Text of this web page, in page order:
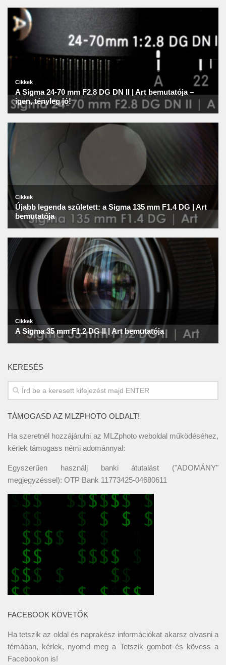
KERESÉS
TÁMOGASD AZ MLZPHOTO OLDALT!
Ha szeretnél hozzájárulni az MLZphoto weboldal működéséhez,
kérlek támogass némi adománnyal:
Egyszerűen használj banki átutalást ("ADOMÁNY"
megjegyzéssel): OTP Bank 11773425-04680611
FACEBOOK KÖVETŐK
Ha tetszik az oldal és naprakész információkat akarsz olvasni a
témában, kérlek, nyomd meg a Tetszik gombot és kövess a
Facebookon is!